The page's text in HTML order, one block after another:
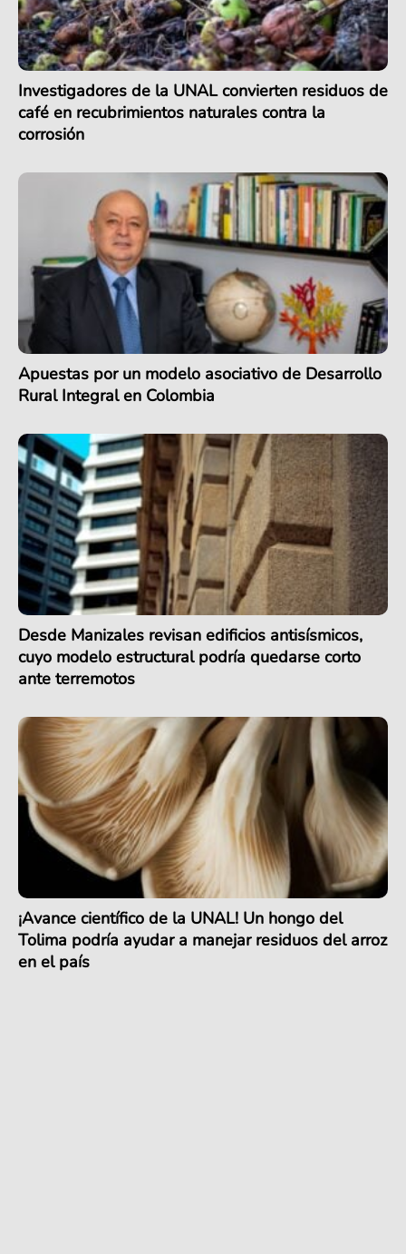
Investigadores de la UNAL convierten residuos de
café en recubrimientos naturales contra la
corrosión
Apuestas por un modelo asociativo de Desarrollo
Rural Integral en Colombia
Desde Manizales revisan edificios antisísmicos,
cuyo modelo estructural podría quedarse corto
ante terremotos
¡Avance científico de la UNAL! Un hongo del
Tolima podría ayudar a manejar residuos del arroz
en el país